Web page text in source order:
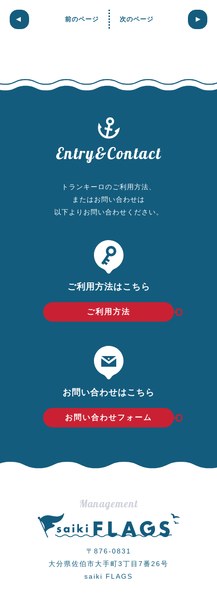
前のページ 次のページ
Entry&Contact
トランキーロのご利用方法、
またはお問い合わせは
以下よりお問い合わせください。
ご利用方法はこちら
ご利用方法
お問い合わせはこちら
お問い合わせフォーム
Management
〒876-0831
大分県佐伯市大手町3丁目7番26号
saiki FLAGS